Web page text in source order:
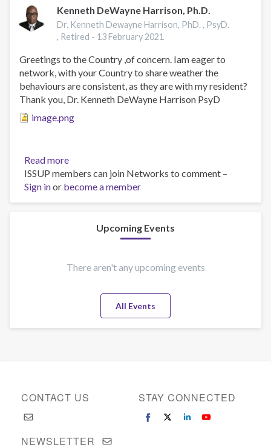
de
política
de
Avances
y
Retos-
por
Roberto
Kenneth DeWayne Harrison, Ph.D.
Dr. Kenneth Dewayne Harrison, PhD. , PsyD.
, Retired - 13 February 2021
Greetings to the Country ,of concern. Iam eager to
network, with your Country to share weather the
behaviours are consistent, as they are with my resident?
Thank you, Dr. Kenneth DeWayne Harrison PsyD
image.png
Read more
Kenneth
DeWayne
Harrison,
ISSUP members can join Networks to comment –
Sign inor become a member
Upcoming Events
There aren't any upcoming events
All Events
CONTACT US STAY CONNECTED
NEWSLETTER